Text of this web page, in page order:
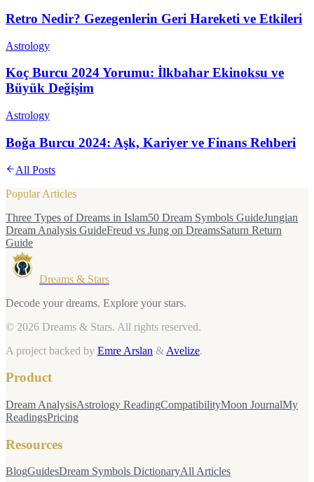
Retro Nedir? Gezegenlerin Geri Hareketi ve Etkileri
Astrology
Koç Burcu 2024 Yorumu: İlkbahar Ekinoksu ve
Büyük Değişim
Astrology
Boğa Burcu 2024: Aşk, Kariyer ve Finans Rehberi
All Posts
Popular Articles
Three Types of Dreams in Islam50 Dream Symbols GuideJungian
Dream Analysis GuideFreud vs Jung on DreamsSaturn Return
Guide
Dreams & Stars
Decode your dreams. Explore your stars.
© 2026 Dreams & Stars. All rights reserved.
A project backed by Emre Arslan & Avelize.
Product
Dream AnalysisAstrology ReadingCompatibilityMoon JournalMy
ReadingsPricing
Resources
BlogGuidesDream Symbols DictionaryAll Articles